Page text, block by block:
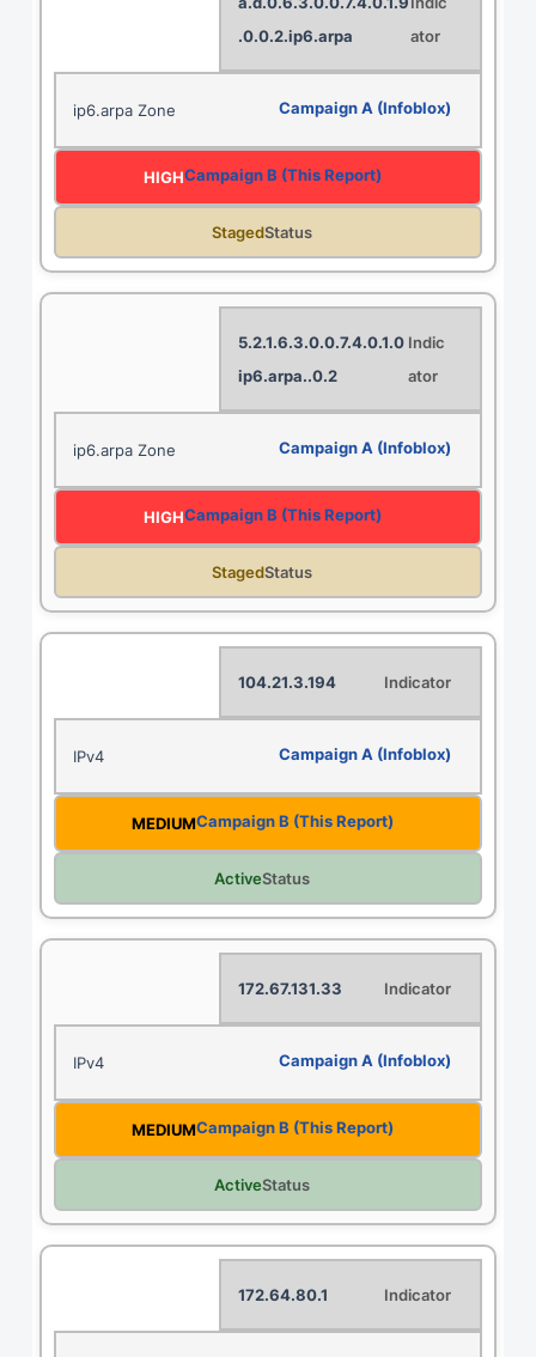
.0.0.2.ip6.arpa
ip6.arpa Zone
HIGH
Staged
5.2.1.6.3.0.0.7.4.0.1.0
.0.2.ip6.arpa
ip6.arpa Zone
HIGH
Staged
104.21.3.194
IPv4
MEDIUM
Active
172.67.131.33
IPv4
MEDIUM
Active
172.64.80.1